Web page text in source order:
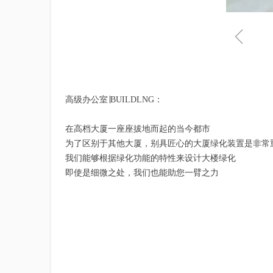
ꁆ
高级办公室∣BUILDLNG：
在高档大厦一座座拔地而起的当今都市
为了区别于其他大厦，别具匠心的大厦绿化装置是非常
我们能够根据绿化功能的特性来设计大楼绿化
即使是细微之处，我们也能助您一臂之力